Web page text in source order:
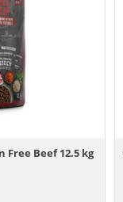
Free Beef 12.5 kg